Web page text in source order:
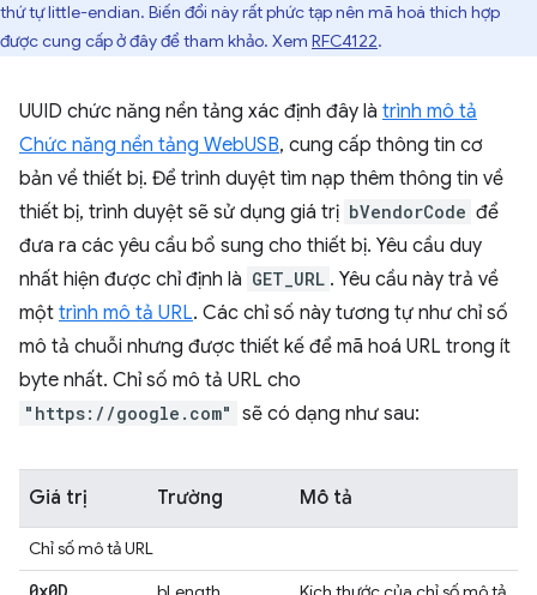
thứ tự little-endian. Biến đổi này rất phức tạp nên mã hoá thích hợp
được cung cấp ở đây để tham khảo. Xem RFC4122.
UUID chức năng nền tảng xác định đây là trình mô tả
Chức năng nền tảng WebUSB, cung cấp thông tin cơ
bản về thiết bị. Để trình duyệt tìm nạp thêm thông tin về
thiết bị, trình duyệt sẽ sử dụng giá trị bVendorCode để
đưa ra các yêu cầu bổ sung cho thiết bị. Yêu cầu duy
nhất hiện được chỉ định là GET_URL . Yêu cầu này trả về
một trình mô tả URL. Các chỉ số này tương tự như chỉ số
mô tả chuỗi nhưng được thiết kế để mã hoá URL trong ít
byte nhất. Chỉ số mô tả URL cho
"https://google.com" sẽ có dạng như sau:
Giá trị Trường Mô tả
Chỉ số mô tả URL